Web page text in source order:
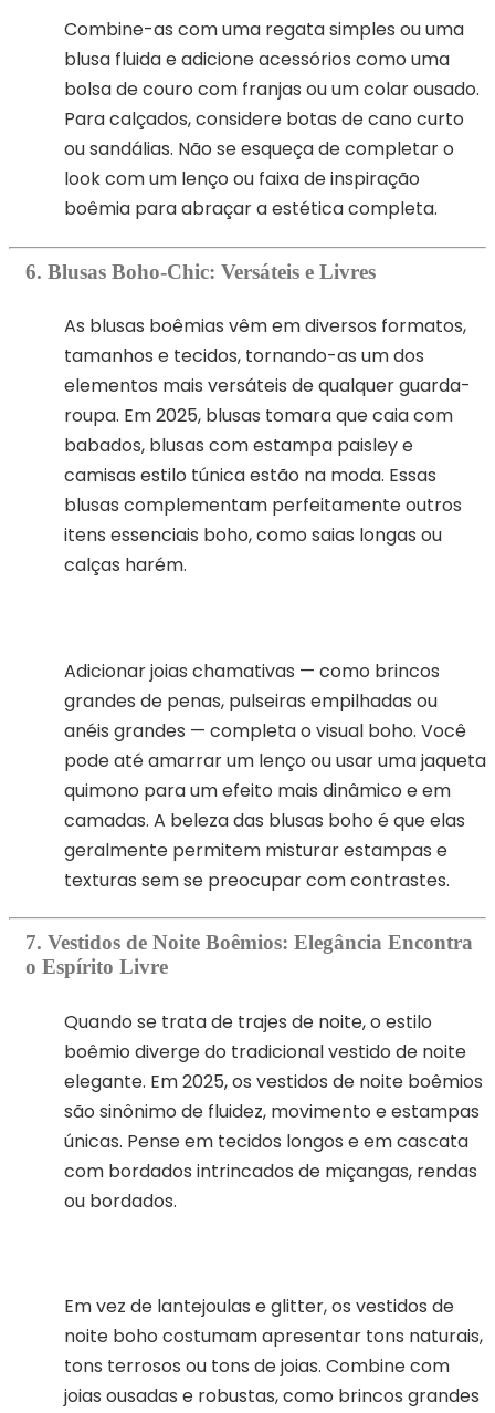
Combine-as com uma regata simples ou uma
blusa fluida e adicione acessórios como uma
bolsa de couro com franjas ou um colar ousado.
Para calçados, considere botas de cano curto
ou sandálias. Não se esqueça de completar o
look com um lenço ou faixa de inspiração
boêmia para abraçar a estética completa.
6. Blusas Boho-Chic: Versáteis e Livres
As blusas boêmias vêm em diversos formatos,
tamanhos e tecidos, tornando-as um dos
elementos mais versáteis de qualquer guarda-
roupa. Em 2025, blusas tomara que caia com
babados, blusas com estampa paisley e
camisas estilo túnica estão na moda. Essas
blusas complementam perfeitamente outros
itens essenciais boho, como saias longas ou
calças harém.
Adicionar joias chamativas — como brincos
grandes de penas, pulseiras empilhadas ou
anéis grandes — completa o visual boho. Você
pode até amarrar um lenço ou usar uma jaqueta
quimono para um efeito mais dinâmico e em
camadas. A beleza das blusas boho é que elas
geralmente permitem misturar estampas e
texturas sem se preocupar com contrastes.
7. Vestidos de Noite Boêmios: Elegância Encontra
o Espírito Livre
Quando se trata de trajes de noite, o estilo
boêmio diverge do tradicional vestido de noite
elegante. Em 2025, os vestidos de noite boêmios
são sinônimo de fluidez, movimento e estampas
únicas. Pense em tecidos longos e em cascata
com bordados intrincados de miçangas, rendas
ou bordados.
Em vez de lantejoulas e glitter, os vestidos de
noite boho costumam apresentar tons naturais,
tons terrosos ou tons de joias. Combine com
joias ousadas e robustas, como brincos grandes